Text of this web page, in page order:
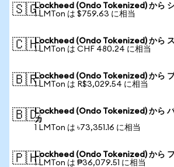
🇸🇬Lockheed (Ondo Tokenized) から
1 LMTon は $759.63 に相当
🇨🇭Lockheed (Ondo Tokenized) から
1 LMTon は CHF 480.24 に相当
🇧🇷Lockheed (Ondo Tokenized) から
1 LMTon は R$3,029.54 に相当
🇧🇩Lockheed (Ondo Tokenized) から
カ
1 LMTon は ৳73,351.16 に相当
🇵🇭Lockheed (Ondo Tokenized) から
1 LMTon は ₱36,079.51 に相当